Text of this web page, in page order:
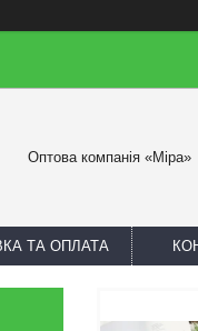
Оптова компанія «Міра»
ТА ОПЛАТА